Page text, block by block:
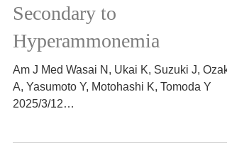
Secondary to
Hyperammonemia
Am J Med Wasai N, Ukai K, Suzuki J, Ozaki
A, Yasumoto Y, Motohashi K, Tomoda Y
2025/3/12